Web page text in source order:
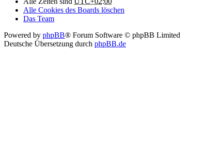
Alle Cookies des Boards löschen
Das Team
Powered by phpBB® Forum Software © phpBB Limited
Deutsche Übersetzung durch phpBB.de